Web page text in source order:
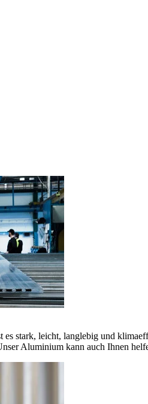
stark, leicht, langlebig und
Aluminium kann auch Ihnen